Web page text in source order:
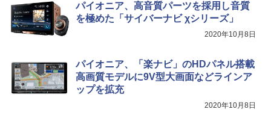
パイオニア、高音質パーツを採用し音質
を極めた「サイバーナビ χシリーズ」
2020年10月8日
パイオニア、「楽ナビ」のHDパネル搭載
高画質モデルに9V型大画面などラインア
ップを拡充
2020年10月8日